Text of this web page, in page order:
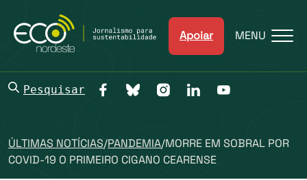
Apoiar MENU
Pesquisar
ÚLTIMAS NOTÍCIAS/PANDEMIA/MORRE EM SOBRAL POR
COVID-19 O PRIMEIRO CIGANO CEARENSE